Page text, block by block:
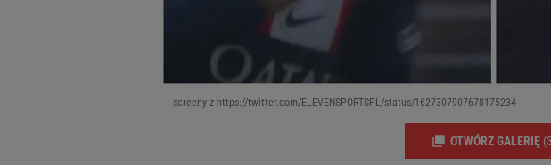
screeny z https://twitter.com/ELEVENSPORTSPL/status/1627307907678175234
OTWÓRZ GALERIĘ